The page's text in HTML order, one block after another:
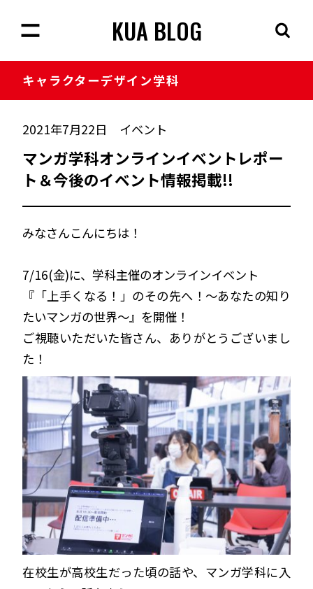
KUA BLOG
キャラクターデザイン学科
2021年7月22日 イベント
マンガ学科オンラインイベントレポー
ト＆今後のイベント情報掲載!!
みなさんこんにちは！
7/16(金)に、学科主催のオンラインイベント
『「上手くなる！」のその先へ！～あなたの知り
たいマンガの世界～』を開催！
ご視聴いただいた皆さん、ありがとうございまし
た！
在校生が高校生だった頃の話や、マンガ学科に入